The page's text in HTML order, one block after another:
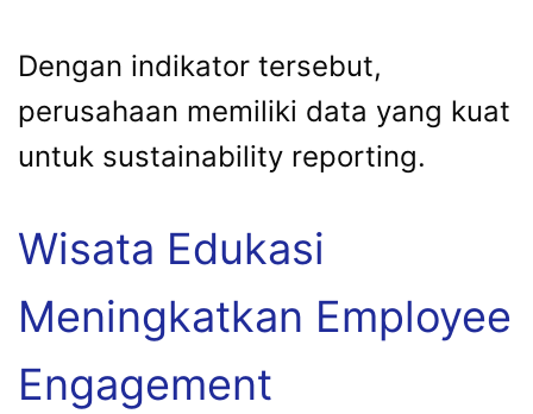
Dengan indikator tersebut,
perusahaan memiliki data yang kuat
untuk sustainability reporting.
Wisata Edukasi
Meningkatkan Employee
Engagement